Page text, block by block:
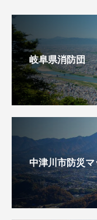
岐阜県消防団
中津川市防災マ